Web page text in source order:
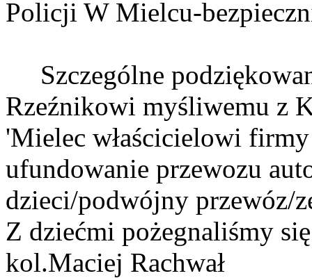
Policji W Mielcu-
Szczególne
Rzeźnikowi myśliwemu z
'Mielec właścicielowi
ufundowanie przewozu
dzieci/podwójny przewóz/
Z dziećmi pożegnaliśmy
kol.Maciej Rachwał